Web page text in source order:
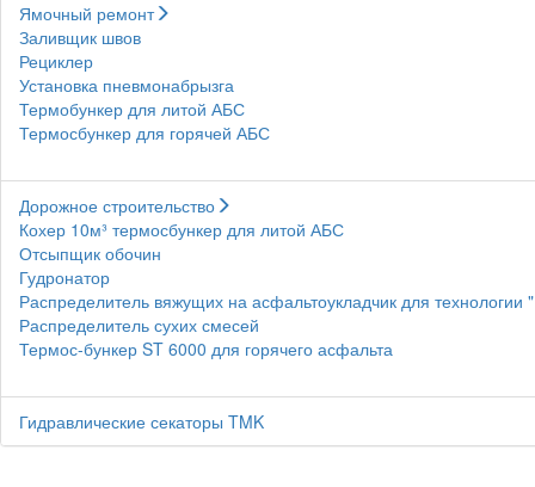
Ямочный ремонт
Заливщик швов
Рециклер
Установка пневмонабрызга
Термобункер для литой АБС
Термосбункер для горячей АБС
Дорожное строительство
Кохер 10м³ термосбункер для литой АБС
Отсыпщик обочин
Гудронатор
Распределитель вяжущих на асфальтоукладчик для технологии
Распределитель сухих смесей
Термос-бункер ST 6000 для горячего асфальта
Гидравлические секаторы TMK